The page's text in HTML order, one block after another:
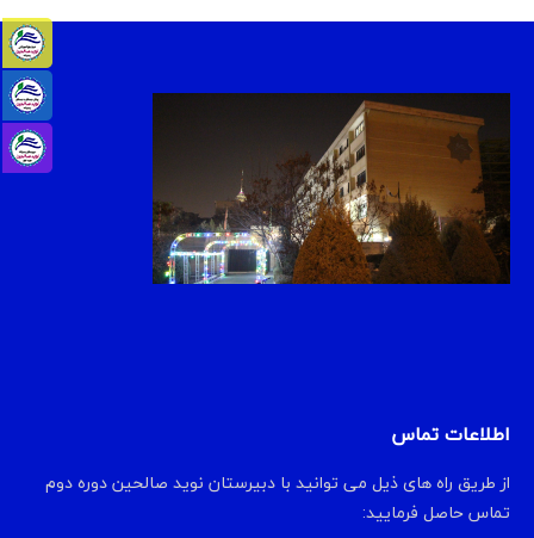
اطلاعات تماس
از طریق راه های ذیل می توانید با دبیرستان نوید صالحین دوره دوم
تماس حاصل فرمایید: